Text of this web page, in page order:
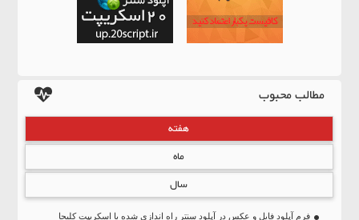
مطالب محبوب
هفته
ماه
سال
فرم آپلود فایل و عکس در آپلود سنتر راه اندازی شده با اسکریپت کلیجا